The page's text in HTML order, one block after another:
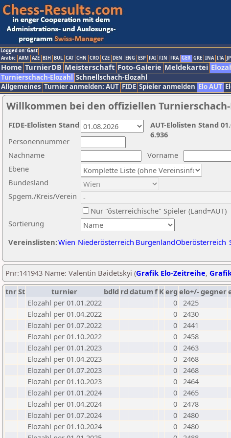
Logged on: Gast
Arabic ARM AZE BIH BUL CAT CHN CRO CZE DEN ENG ESP FAI FIN FRA GER GRE INA ITA
Home TurnierDB Meisterschaft Foto-Galerie Meldekartei
Turnierschach-Elozahl Schnellschach-Elozahl
Allgemeines Turnier anmelden: AUT FIDE Spieler anmelden Elo AUT
Willkommen bei den offiziellen Turnierschach-
Nachname
Vorname
Ebene
Sortierung
Personennummer
Bundesland
Spgem./Kreis/Verein
Nur "österreichische" Spieler (Land=AUT)
Vereinslisten:Wien Niederösterreich BurgenlandOberösterreich
AUT-Elolisten Stand
6.936
FIDE-Elolisten Stand
Pnr:141943 Name: Valentin Baidetskyi (Grafik Elo-Zeitreihe,
tnrSt turnier bdld rd datumf Kerg elo+/-gegner
Elozahl per 01.01.2022
0 2425
Elozahl per 01.04.2022
0 2430
Elozahl per 01.07.2022
0 2441
Elozahl per 01.10.2022
0 2458
Elozahl per 01.01.2023
0 2463
Elozahl per 01.04.2023
0 2468
Elozahl per 01.07.2023
0 2468
Elozahl per 01.10.2023
0 2464
Elozahl per 01.01.2024
0 2465
Elozahl per 01.04.2024
0 2478
Elozahl per 01.07.2024
0 2480
Elozahl per 01.10.2024
0 2480